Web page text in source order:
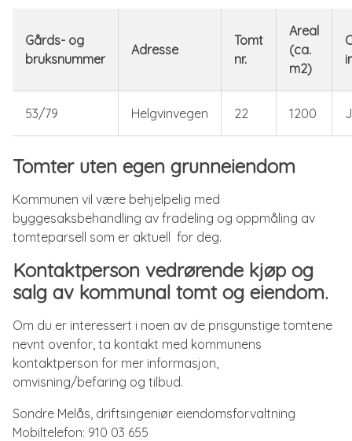
Gårds- og
bruksnummer
Adresse
Tomt
nr.
Areal
(ca.
m2)
53/79 Helgvinvegen 22 1200
Tomter uten egen grunneiendom
Kommunen vil være behjelpelig med
byggesaksbehandling av fradeling og oppmåling av
tomteparsell som er aktuell for deg.
Kontaktperson vedrørende kjøp og
salg av kommunal tomt og eiendom.
Om du er interessert i noen av de prisgunstige tomtene
nevnt ovenfor, ta kontakt med kommunens
kontaktperson for mer informasjon,
omvisning/befaring og tilbud.
Sondre Melås, driftsingeniør eiendomsforvaltning
Mobiltelefon: 910 03 655